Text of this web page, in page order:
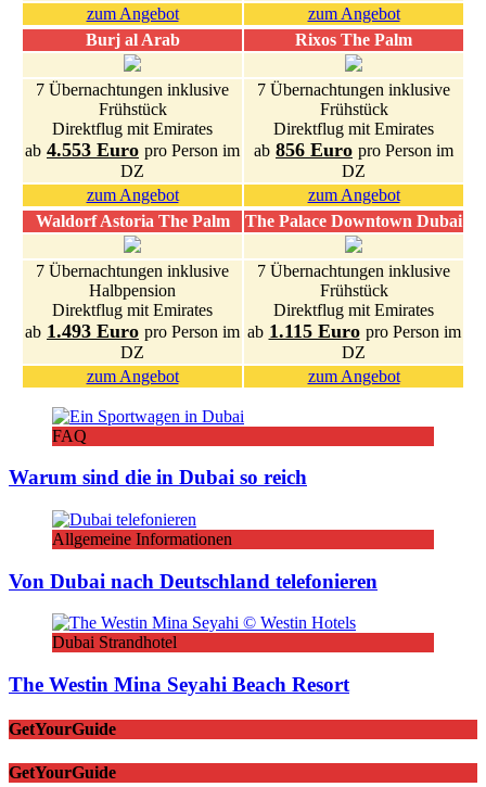
zum Angebot
zum Angebot
Burj al Arab
Rixos The Palm
7 Übernachtungen inklusive
Frühstück
Direktflug mit Emirates
ab 4.553 Euro pro Person im
DZ
7 Übernachtungen inklusive
Frühstück
Direktflug mit Emirates
ab 856 Euro pro Person im
DZ
zum Angebot
zum Angebot
Waldorf Astoria The Palm
The Palace Downtown Dubai
7 Übernachtungen inklusive
Halbpension
Direktflug mit Emirates
ab 1.493 Euro pro Person im
DZ
7 Übernachtungen inklusive
Frühstück
Direktflug mit Emirates
ab 1.115 Euro pro Person im
DZ
zum Angebot
zum Angebot
FAQ
Warum sind die in Dubai so reich
Allgemeine Informationen
Von Dubai nach Deutschland telefonieren
Dubai Strandhotel
The Westin Mina Seyahi Beach Resort
GetYourGuide
GetYourGuide